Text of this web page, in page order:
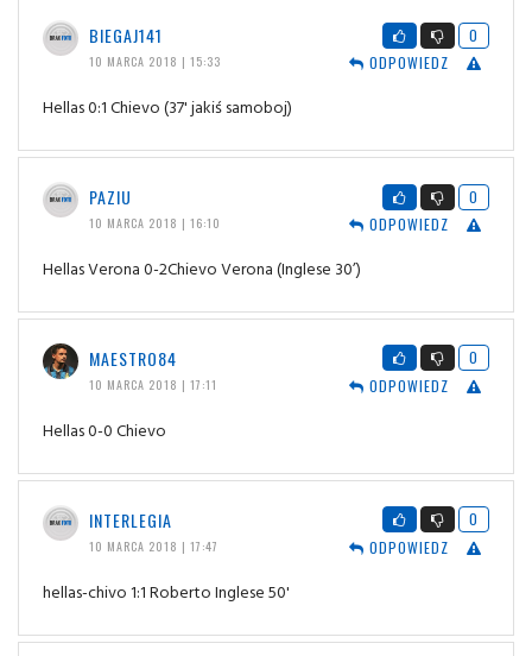
BIEGAJ141
10 MARCA 2018 | 15:33
0
ODPOWIEDZ
Hellas 0:1 Chievo (37' jakiś samoboj)
PAZIU
10 MARCA 2018 | 16:10
0
ODPOWIEDZ
Hellas Verona 0-2Chievo Verona (Inglese 30’)
MAESTRO84
10 MARCA 2018 | 17:11
0
ODPOWIEDZ
Hellas 0-0 Chievo
INTERLEGIA
10 MARCA 2018 | 17:47
0
ODPOWIEDZ
hellas-chivo 1:1 Roberto Inglese 50'